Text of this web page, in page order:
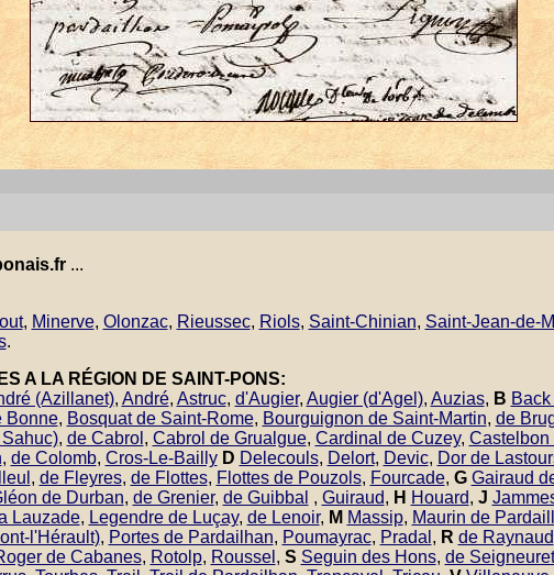
...
, Minerve, Olonzac, Rieussec, Riols, Saint-Chinian, Saint-Jean-de-
.
A LA RÉGION DE SAINT-PONS:
(Azillanet), André, Astruc, d'Augier, Augier (d'Agel), Auzias, B
Bonne, Bosquat de Saint-Rome, Bourguignon de Saint-Martin, de
, de Cabrol , Cabrol de Grualgue, Cardinal de Cuzey, Castelbon
, de Colomb, Cros-Le-Bailly D Delecouls, Delort, Devic, Dor de
, de Fleyres, de Flottes, Flottes de Pouzols, Fourcade, G Gairaud
de Durban, de Grenier, de Guibbal , Guiraud, H Houard, J
Lauzade, Legendre de Luçay, de Lenoir, M Massip, Maurin de
l'Hérault), Portes de Pardailhan, Poumayrac, Pradal , R de Raynaud
de Cabanes, Rotolp, Roussel , S Seguin des Hons, de Seigneuret